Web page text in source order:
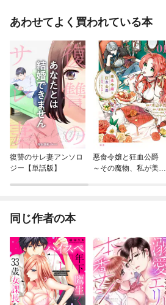
あわせてよく買われている本
復讐のサレ妻アンソロ
ジー【単話版】
悪食令嬢と狂血公爵
～その魔物、私が美味
同じ作者の本